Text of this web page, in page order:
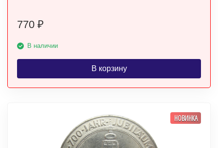
770 ₽
В наличии
В корзину
НОВИНКА